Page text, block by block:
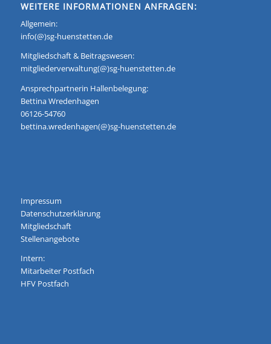
WEITERE INFORMATIONEN ANFRAGEN:
Allgemein:
info(@)sg-huenstetten.de
Mitgliedschaft & Beitragswesen:
mitgliederverwaltung(@)sg-huenstetten.de
Ansprechpartnerin Hallenbelegung:
Bettina Wredenhagen
06126-54760
bettina.wredenhagen(@)sg-huenstetten.de
Impressum
Datenschutzerklärung
Mitgliedschaft
Stellenangebote
Intern:
Mitarbeiter Postfach
HFV Postfach